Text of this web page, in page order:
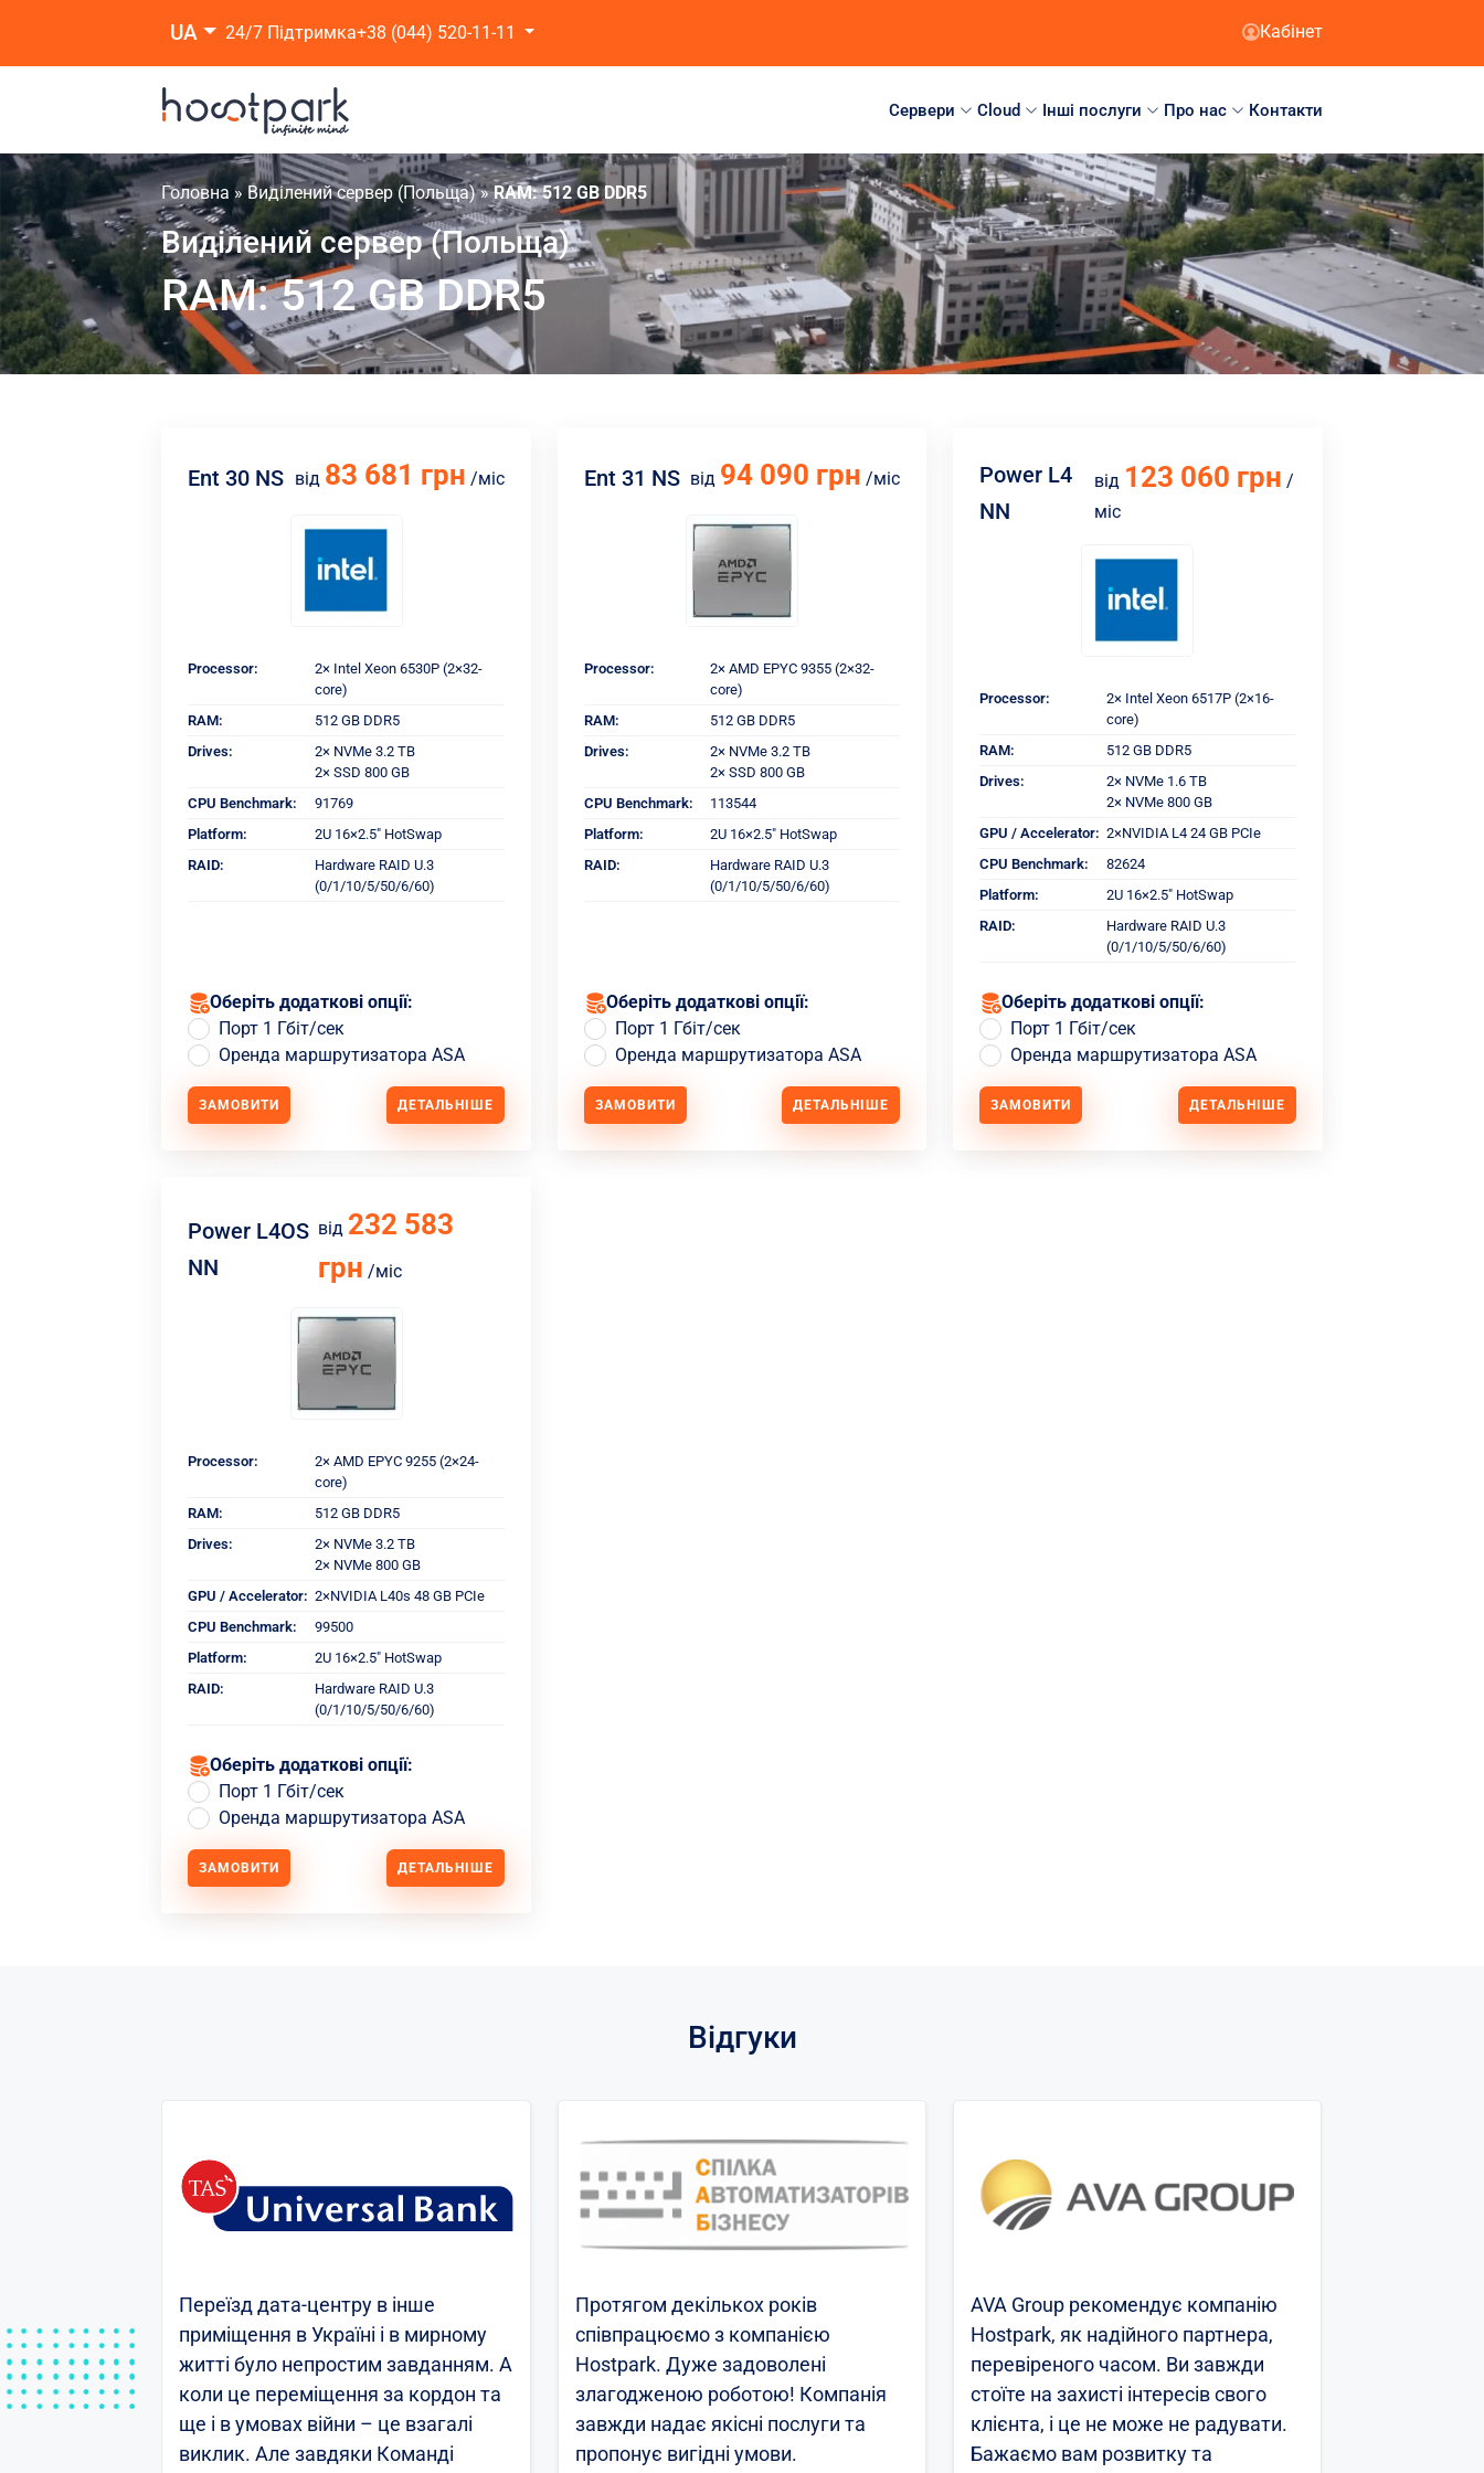
UA 24/7 Підтримка+38 (044) 520-11-11 Кабінет
Сервери Cloud Інші послуги Про нас Контакти
Головна »Виділений сервер (Польща)»RAM: 512 GB DDR5
Виділений сервер (Польща)
RAM: 512 GB DDR5
Ent 30 NS від 83 681 грн /міс
Processor:
2× Intel Xeon 6530P (2×32-
core)
RAM:
512 GB DDR5
Drives:
2× NVMe 3.2 TB
2× SSD 800 GB
CPU Benchmark:
91769
Platform:
2U 16×2.5" HotSwap
RAID:
Hardware RAID U.3
(0/1/10/5/50/6/60)
Оберіть додаткові опції:
Порт 1 Гбіт/сек
Оренда маршрутизатора ASA
ЗАМОВИТИ ДЕТАЛЬНІШЕ
Ent 31 NS від 94 090 грн /міс
Processor:
2× AMD EPYC 9355 (2×32-
core)
RAM:
512 GB DDR5
Drives:
2× NVMe 3.2 TB
2× SSD 800 GB
CPU Benchmark:
113544
Platform:
2U 16×2.5" HotSwap
RAID:
Hardware RAID U.3
(0/1/10/5/50/6/60)
Оберіть додаткові опції:
Порт 1 Гбіт/сек
Оренда маршрутизатора ASA
ЗАМОВИТИ ДЕТАЛЬНІШЕ
Power L4
NN
від 123 060 грн /
міс
Processor:
2× Intel Xeon 6517P (2×16-
core)
RAM:
512 GB DDR5
Drives:
2× NVMe 1.6 TB
2× NVMe 800 GB
GPU / Accelerator: 2×NVIDIA L4 24 GB PCIe
CPU Benchmark:
82624
Platform:
2U 16×2.5" HotSwap
RAID:
Hardware RAID U.3
(0/1/10/5/50/6/60)
Оберіть додаткові опції:
Порт 1 Гбіт/сек
Оренда маршрутизатора ASA
ЗАМОВИТИ ДЕТАЛЬНІШЕ
Power L4OS
NN
від 232 583
грн /міс
Processor:
2× AMD EPYC 9255 (2×24-
core)
RAM:
512 GB DDR5
Drives:
2× NVMe 3.2 TB
2× NVMe 800 GB
GPU / Accelerator: 2×NVIDIA L40s 48 GB PCIe
CPU Benchmark:
99500
Platform:
2U 16×2.5" HotSwap
RAID:
Hardware RAID U.3
(0/1/10/5/50/6/60)
Оберіть додаткові опції:
Порт 1 Гбіт/сек
Оренда маршрутизатора ASA
ЗАМОВИТИ ДЕТАЛЬНІШЕ
Відгуки
Переїзд дата-центру в інше
приміщення в Україні і в мирному
житті було непростим завданням. А
коли це переміщення за кордон та
ще і в умовах війни – це взагалі
виклик. Але завдяки Команді
Протягом декількох років
співпрацюємо з компанією
Hostpark. Дуже задоволені
злагодженою роботою! Компанія
завжди надає якісні послуги та
пропонує вигідні умови.
AVA Group рекомендує компанію
Hostpark, як надійного партнера,
перевіреного часом. Ви завжди
стоїте на захисті інтересів свого
клієнта, і це не може не радувати.
Бажаємо вам розвитку та